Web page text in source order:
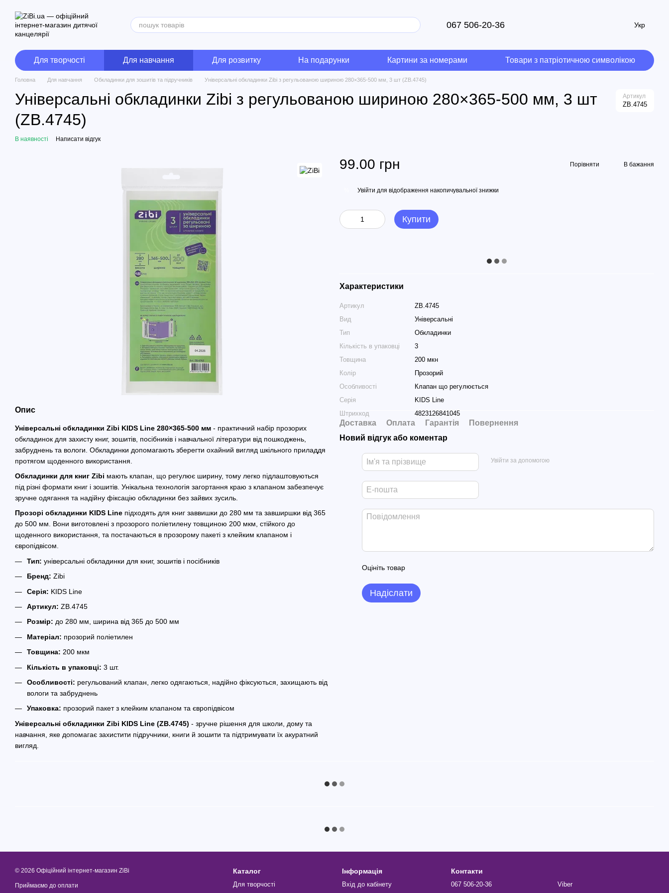
067 506-20-36 Укр
Для творчості Для навчання Для розвитку На подарунки Картини за номерами Товари з патріотичною символікою
Головна Для навчання Обкладинки для зошитів та підручників Універсальні обкладинки Zibi з регульованою шириною 280×365-500 мм, 3 шт (ZB.4745)
Універсальні обкладинки Zibi з регульованою шириною 280×365-500 мм, 3 шт
(ZB.4745)
Артикул
ZB.4745
В наявності Написати відгук
Опис
Універсальні обкладинки Zibi KIDS Line 280×365-500 мм - практичний набір прозорих
обкладинок для захисту книг, зошитів, посібників і навчальної літератури від пошкоджень,
забруднень та вологи. Обкладинки допомагають зберегти охайний вигляд шкільного приладдя
протягом щоденного використання.
Обкладинки для книг Zibi мають клапан, що регулює ширину, тому легко підлаштовуються
під різні формати книг і зошитів. Унікальна технологія загортання краю з клапаном забезпечує
зручне одягання та надійну фіксацію обкладинки без зайвих зусиль.
Прозорі обкладинки KIDS Line підходять для книг заввишки до 280 мм та завширшки від 365
до 500 мм. Вони виготовлені з прозорого поліетилену товщиною 200 мкм, стійкого до
щоденного використання, та постачаються в прозорому пакеті з клейким клапаном і
європідвісом.
Тип: універсальні обкладинки для книг, зошитів і посібників
Бренд: Zibi
Серія: KIDS Line
Артикул: ZB.4745
Розмір: до 280 мм, ширина від 365 до 500 мм
Матеріал: прозорий поліетилен
Товщина: 200 мкм
Кількість в упаковці: 3 шт.
Особливості: регульований клапан, легко одягаються, надійно фіксуються, захищають від
вологи та забруднень
Упаковка: прозорий пакет з клейким клапаном та європідвісом
Універсальні обкладинки Zibi KIDS Line (ZB.4745) - зручне рішення для школи, дому та
навчання, яке допомагає захистити підручники, книги й зошити та підтримувати їх акуратний
вигляд.
99.00 грн Порівняти В бажання
Увійти для відображення накопичувальної знижки
Купити
Характеристики
Артикул
ZB.4745
Вид
Універсальні
Тип
Обкладинки
Кількість в упаковці
3
Товщина
200 мкн
Колір
Прозорий
Особливості
Клапан що регулюється
Серія
KIDS Line
Штрихкод
4823126841045
Доставка Оплата Гарантія
Повернення
Новий відгук або коментар
Увійти за допомогою
Оцініть товар
Надіслати
© 2026 Офіційний інтернет-магазин ZiBi
Приймаємо до оплати
Каталог
Для творчості
Інформація
Вхід до кабінету
Контакти
067 506-20-36 Viber